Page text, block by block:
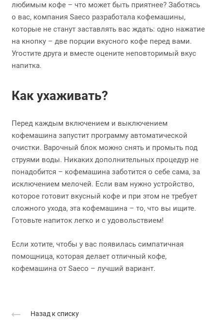
любимым кофе – что может быть приятнее? Заботясь
о вас, компания Saeco разработала кофемашины,
которые не станут заставлять вас ждать: одно нажатие
на кнопку – две порции вкусного кофе перед вами.
Угостите друга и вместе оцените неповторимый вкус
напитка.
Как ухаживать?
Перед каждым включением и выключением
кофемашина запустит программу автоматической
очистки. Варочный блок можно снять и промыть под
струями воды. Никаких дополнительных процедур не
понадобится – кофемашина заботится о себе сама, за
исключением мелочей. Если вам нужно устройство,
которое готовит вкусный кофе и при этом не требует
сложного ухода, эта кофемашина – то, что вы ищите.
Готовьте напиток легко и с удовольствием!
Если хотите, чтобы у вас появилась симпатичная
помощница, которая делает отличный кофе,
кофемашина от Saeco – лучший вариант.
Назад к списку